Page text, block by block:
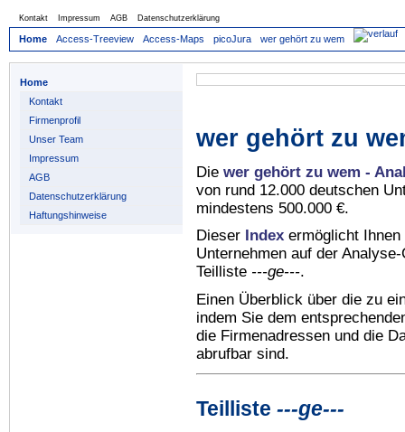
Kontakt Impressum AGB Datenschutzerklärung
Home Access-Treeview Access-Maps picoJura wer gehört zu wem
Home
Kontakt
Firmenprofil
Unser Team
Impressum
AGB
Datenschutzerklärung
Haftungshinweise
wer gehört zu
Die wer gehört zu wem -
von rund 12.000 deutschen
mindestens 500.000 €.
Dieser Index ermöglicht
Unternehmen auf der
Teilliste ---ge---.
Einen Überblick über die zu
indem Sie dem
die Firmenadressen und die
abrufbar sind.
Teilliste ---ge---